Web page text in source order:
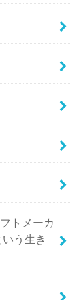
トメーカ
う生き